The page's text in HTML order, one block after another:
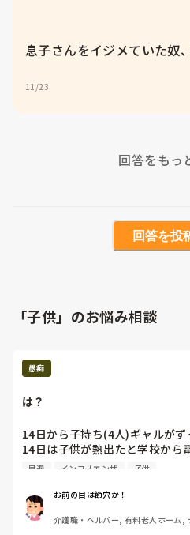
息子さんをイジメていた奴
11/23
回答をもっ
回答を投
「子供」のお悩み相談
愚痴
は？
14日から子持ち(4人)ギャルが
14日は子供が熱出たと学校から
早退それから本人がインフルに
しかしーーーー
今日24日また子供が熱出たと
お休みしますと連絡がありまし
早退 インフルエンザ 子供
お前の目は節穴か！
介護職・ヘルパー, 有料老人ホーム,